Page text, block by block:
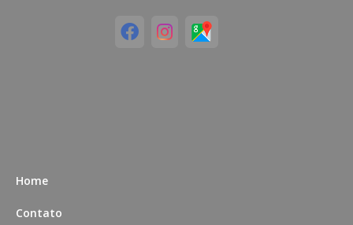
Home
Contato